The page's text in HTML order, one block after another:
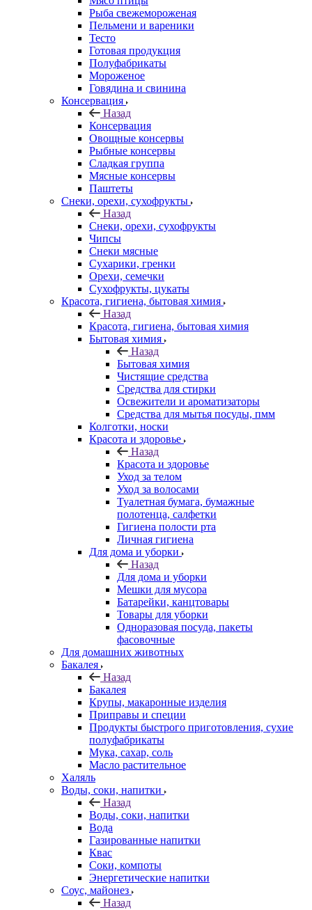
Рыба свежемороженая
Пельмени и вареники
Тесто
Готовая продукция
Полуфабрикаты
Мороженое
Говядина и свинина
Консервация
Назад
Консервация
Овощные консервы
Рыбные консервы
Сладкая группа
Мясные консервы
Паштеты
Снеки, орехи, сухофрукты
Назад
Снеки, орехи, сухофрукты
Чипсы
Снеки мясные
Сухарики, гренки
Орехи, семечки
Сухофрукты, цукаты
Красота, гигиена, бытовая химия
Назад
Красота, гигиена, бытовая химия
Бытовая химия
Назад
Бытовая химия
Чистящие средства
Средства для стирки
Освежители и ароматизаторы
Средства для мытья посуды, пмм
Колготки, носки
Красота и здоровье
Назад
Красота и здоровье
Уход за телом
Уход за волосами
Туалетная бумага, бумажные
полотенца, салфетки
Гигиена полости рта
Личная гигиена
Для дома и уборки
Назад
Для дома и уборки
Мешки для мусора
Батарейки, канцтовары
Товары для уборки
Одноразовая посуда, пакеты
фасовочные
Для домашних животных
Бакалея
Назад
Бакалея
Крупы, макаронные изделия
Приправы и специи
Продукты быстрого приготовления, сухие
полуфабрикаты
Мука, сахар, соль
Масло растительное
Халяль
Воды, соки, напитки
Назад
Воды, соки, напитки
Вода
Газированные напитки
Квас
Соки, компоты
Энергетические напитки
Соус, майонез
Назад